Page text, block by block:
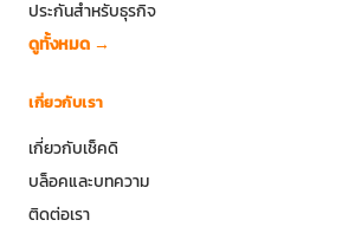
ประกันสำหรับธุรกิจ
ดูทั้งหมด →
เกี่ยวกับเรา
เกี่ยวกับเช็คดิ
บล็อคและบทความ
ติดต่อเรา